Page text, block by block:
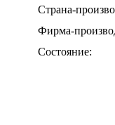
Страна-
Фирма-
Состояние: